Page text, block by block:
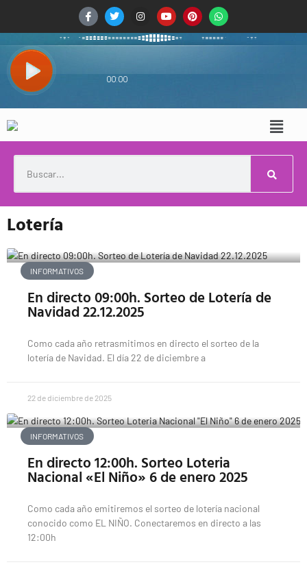
Lotería
INFORMATIVOS
En directo 09:00h. Sorteo de Lotería de
Navidad 22.12.2025
Como cada año retrasmitimos en directo el sorteo de la
lotería de Navidad. El día 22 de diciembre a
22 de diciembre de 2025
INFORMATIVOS
En directo 12:00h. Sorteo Loteria
Nacional «El Niño» 6 de enero 2025
Como cada año emitiremos el sorteo de lotería nacional
conocido como EL NIÑO. Conectaremos en directo a las
12:00h